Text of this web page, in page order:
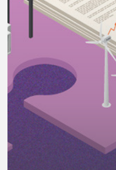
บทความ
ข่าว
และ
กิจกรรม
เกี่ยว
กับ